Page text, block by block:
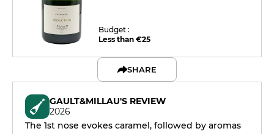
Budget :
Less than €25
SHARE
GAULT&MILLAU'S REVIEW
2026
The 1st nose evokes caramel, followed by aromas